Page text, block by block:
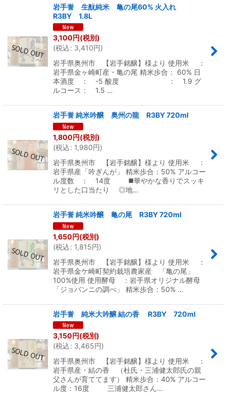
岩手誉 生酛純米 亀の尾60% 火入れ
R3BY 1.8L
3,100円(税別)
(税込: 3,410円)
岩手県奥州市 【岩手銘醸】様より 使用米 ：
岩手県金ヶ崎町産・亀の尾 精米歩合： 60% 日
本酒度 ： -5 酸度 ： 1.9 グ
ルコース： 1.5 …
岩手誉 純米吟醸 奥州の龍 R3BY 720ml
1,800円(税別)
(税込: 1,980円)
岩手県奥州市 【岩手銘醸】様より 使用米 ：
岩手県産「吟ぎんが」 精米歩合：50% アルコー
ル度数 ： 14度 ◼️華やかな香りでスッキ
リとした口当たり ◎地…
岩手誉 純米吟醸 亀の尾 R3BY 720ml
1,650円(税別)
(税込: 1,815円)
岩手県奥州市 【岩手銘醸】様より 使用米 ：
岩手県金ケ崎町契約栽培農家産 「亀の尾」
100%使用 使用酵母 ：岩手県オリジナル酵母
「ジョバンニの調べ」 精米歩合：50% …
岩手誉 純米大吟醸 結の香 R3BY 720ml
3,150円(税別)
(税込: 3,465円)
岩手県奥州市 【岩手銘醸】様より 使用米 ：
岩手県産・結の香 （杜氏・三浦健太郎氏の親
父さんが育ててます） 精米歩合：40% アルコー
ル度：16度 三浦健太郎さん…